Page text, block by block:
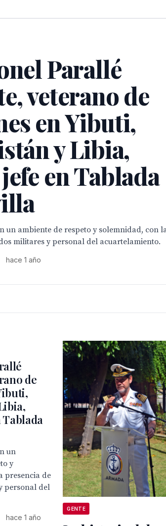
Parallé
veterano de
en Yibuti,
y Libia,
en Tablada
un ambiente de respeto y solemnidad, con
militares y personal del acuartelamiento.
hace 1 año
de
un
y
presencia de
personal del
hace 1 año
GENTE